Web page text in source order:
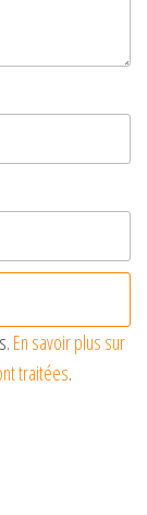
En savoir plus sur
traitées.